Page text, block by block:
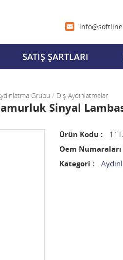
SATIŞ ŞARTLARI
Grubu / Dış Aydınlatmalar
Sinyal
Ürün Kodu :
Oem Numaraları
Kategori :